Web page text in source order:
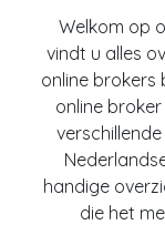
Welkom op
vindt u alles
online brokers
online
handige
die het